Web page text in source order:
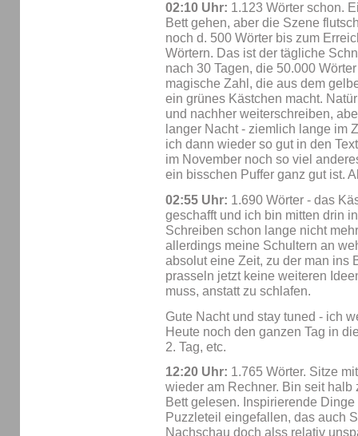
02:10 Uhr: 1.123 Wörter schon.
Bett gehen, aber die Szene
noch d. 500 Wörter bis zum
Wörtern. Das ist der tägliche
nach 30 Tagen, die 50.000
magische Zahl, die aus dem
ein grünes Kästchen macht.
und nachher weiterschreiben,
langer Nacht - ziemlich lange im
ich dann wieder so gut in den
im November noch so viel
ein bisschen Puffer ganz gut ist.
02:55 Uhr: 1.690 Wörter - das
geschafft und ich bin mitten drin
Schreiben schon lange nicht
allerdings meine Schultern an
absolut eine Zeit, zu der man ins
prasseln jetzt keine weiteren
muss, anstatt zu schlafen.
Gute Nacht und stay tuned - ich
Heute noch den ganzen Tag in
2. Tag, etc.
12:20 Uhr: 1.765 Wörter. Sitze
wieder am Rechner. Bin seit
Bett gelesen. Inspirierende
Puzzleteil eingefallen, das auch
Nachschau doch alss relativ